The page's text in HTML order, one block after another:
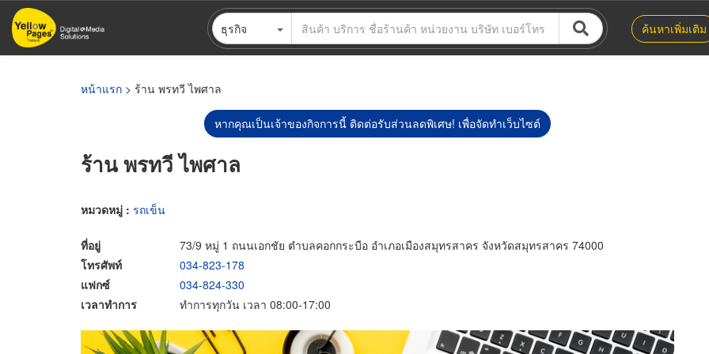
ข้าม
ไป
ธุรกิจ ค้นหาเพิ่มเติม
หน้าแรก > ร้าน พรทวี ไพศาล
หากคุณเป็นเจ้าของกิจการนี้ ติดต่อรับส่วนลดพิเศษ! เพื่อจัดทำเว็บไซต์
ร้าน พรทวี ไพศาล
หมวดหมู่ : รถเข็น
ที่อยู่
73/9 หมู่ 1 ถนนเอกชัย ตำบลคอกกระบือ อำเภอเมืองสมุทรสาคร จังหวัดสมุทรสาคร 74000
โทรศัพท์
034-823-178
แฟกซ์
034-824-330
เวลาทำการ
ทำการทุกวัน เวลา 08:00-17:00